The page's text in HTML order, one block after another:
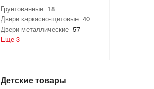
Грунтованные 18
Двери каркасно-щитовые 40
Двери металлические 57
Еще 3
Детские товары